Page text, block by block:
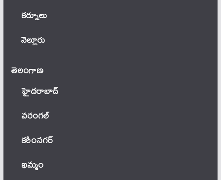
కర్నూలు
నెల్లూరు
తెలంగాణ‌
హైదరాబాద్
వ‌రంగ‌ల్
కరీంనగర్
ఖ‌మ్మం